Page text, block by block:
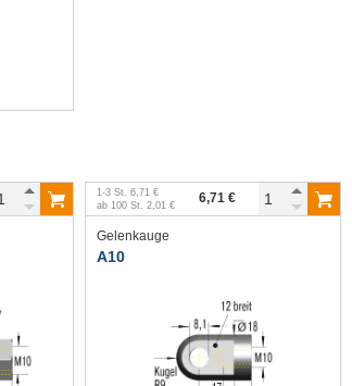
1 -3 St. 6,71 €
ab 100 St. 2,01 € 6,71 €
Gelenkauge
A10